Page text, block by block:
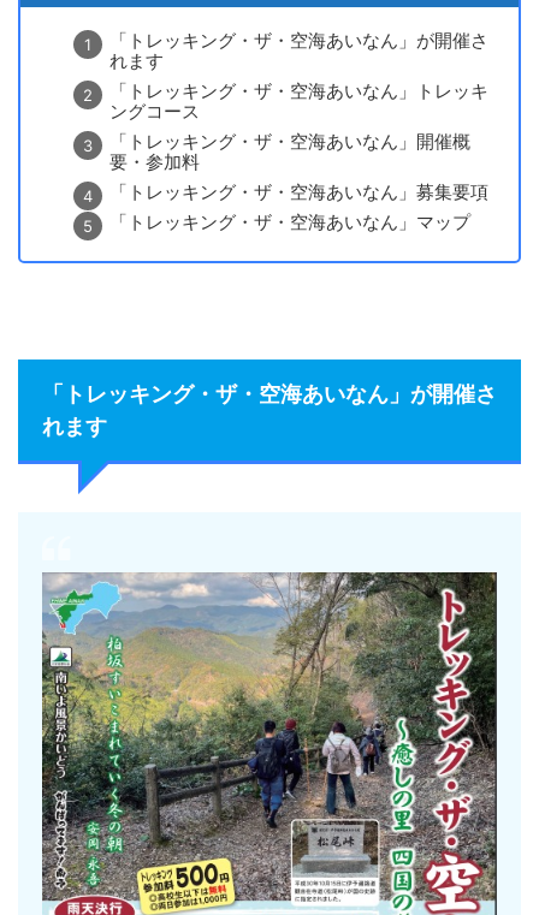
「トレッキング・ザ・空海あいなん」が開催さ
れます
「トレッキング・ザ・空海あいなん」トレッキ
ングコース
「トレッキング・ザ・空海あいなん」開催概
要・参加料
「トレッキング・ザ・空海あいなん」募集要項
「トレッキング・ザ・空海あいなん」マップ
「トレッキング・ザ・空海あいなん」が開催さ
れます